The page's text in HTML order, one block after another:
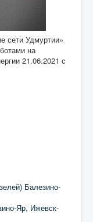
сети Удмуртии»
на
21.06.2021 с
Балезино-
Яр, Ижевск-